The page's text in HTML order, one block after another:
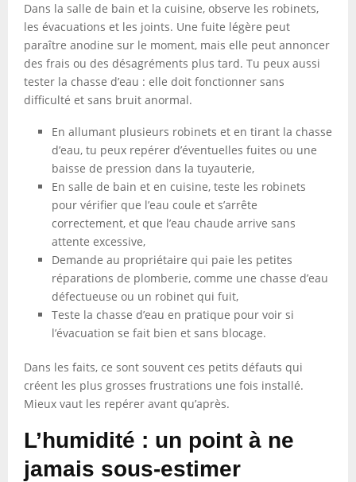
Dans la salle de bain et la cuisine, observe les robinets,
les évacuations et les joints. Une fuite légère peut
paraître anodine sur le moment, mais elle peut annoncer
des frais ou des désagréments plus tard. Tu peux aussi
tester la chasse d’eau : elle doit fonctionner sans
difficulté et sans bruit anormal.
En allumant plusieurs robinets et en tirant la chasse
d’eau, tu peux repérer d’éventuelles fuites ou une
baisse de pression dans la tuyauterie,
En salle de bain et en cuisine, teste les robinets
pour vérifier que l’eau coule et s’arrête
correctement, et que l’eau chaude arrive sans
attente excessive,
Demande au propriétaire qui paie les petites
réparations de plomberie, comme une chasse d’eau
défectueuse ou un robinet qui fuit,
Teste la chasse d’eau en pratique pour voir si
l’évacuation se fait bien et sans blocage.
Dans les faits, ce sont souvent ces petits défauts qui
créent les plus grosses frustrations une fois installé.
Mieux vaut les repérer avant qu’après.
L’humidité : un point à ne
jamais sous-estimer